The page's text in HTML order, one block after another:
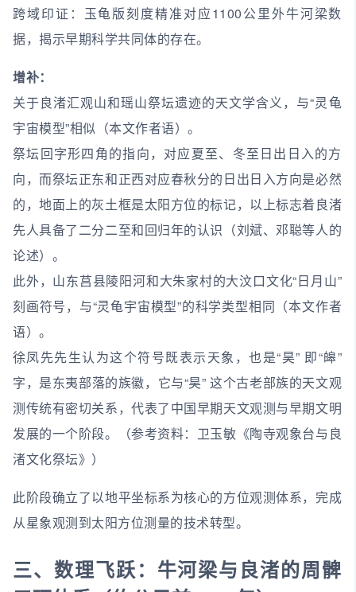
跨域印证：玉龟版刻度精准对应1100公里外牛河梁数
据，揭示早期科学共同体的存在。
增补：
关于良渚汇观山和瑶山祭坛遗迹的天文学含义，与“灵龟
宇宙模型”相似（本文作者语）。
祭坛回字形四角的指向，对应夏至、冬至日出日入的方
向，而祭坛正东和正西对应春秋分的日出日入方向是必然
的，地面上的灰土框是太阳方位的标记，以上标志着良渚
先人具备了二分二至和回归年的认识（刘斌、邓聪等人的
论述）。
此外，山东莒县陵阳河和大朱家村的大汶口文化“日月山”
刻画符号，与“灵龟宇宙模型”的科学类型相同（本文作者
语）。
徐凤先先生认为这个符号既表示天象，也是“昊” 即“皞”
字，是东夷部落的族徽，它与“昊” 这个古老部族的天文观
测传统有密切关系，代表了中国早期天文观测与早期文明
发展的一个阶段。（参考资料：卫玉敏《陶寺观象台与良
渚文化祭坛》）
此阶段确立了以地平坐标系为核心的方位观测体系，完成
从星象观测到太阳方位测量的技术转型。
三、数理飞跃：牛河梁与良渚的周髀